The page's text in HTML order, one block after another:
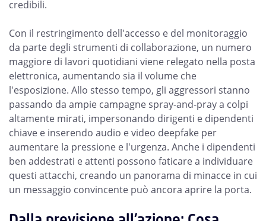
credibili.
Con il restringimento dell'accesso e del monitoraggio
da parte degli strumenti di collaborazione, un numero
maggiore di lavori quotidiani viene relegato nella posta
elettronica, aumentando sia il volume che
l'esposizione. Allo stesso tempo, gli aggressori stanno
passando da ampie campagne spray-and-pray a colpi
altamente mirati, impersonando dirigenti e dipendenti
chiave e inserendo audio e video deepfake per
aumentare la pressione e l'urgenza. Anche i dipendenti
ben addestrati e attenti possono faticare a individuare
questi attacchi, creando un panorama di minacce in cui
un messaggio convincente può ancora aprire la porta.